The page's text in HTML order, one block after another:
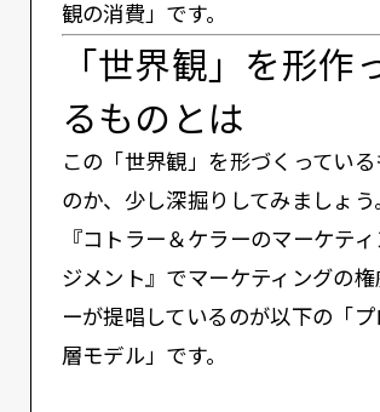
観の消費」です。
「世界観」を形作
るものとは
この「世界観」を形づくってい
のか、少し深掘りしてみましょう
『コトラー＆ケラーのマーケテ
ジメント』でマーケティングの
ーが提唱しているのが以下の「
層モデル」です。